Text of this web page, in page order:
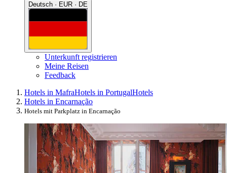
Deutsch · EUR · DE
Unterkunft registrieren
Meine Reisen
Feedback
Hotels in MafraHotels in PortugalHotels
Hotels in Encarnação
Hotels mit Parkplatz in Encarnação